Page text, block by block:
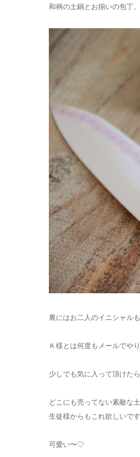
和柄の土鍋とお揃いの包丁。
裏にはお二人のイニシャル
Ｋ様とは何度もメールでや
少しでも気に入って頂けた
どこにも売ってない素敵な
生徒様からもこれ欲しいです
可愛い〜♡